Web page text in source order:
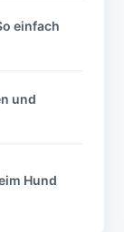
einfach
und
Hund